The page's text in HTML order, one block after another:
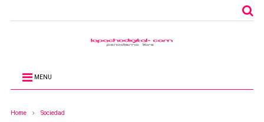
MENU
Home Sociedad